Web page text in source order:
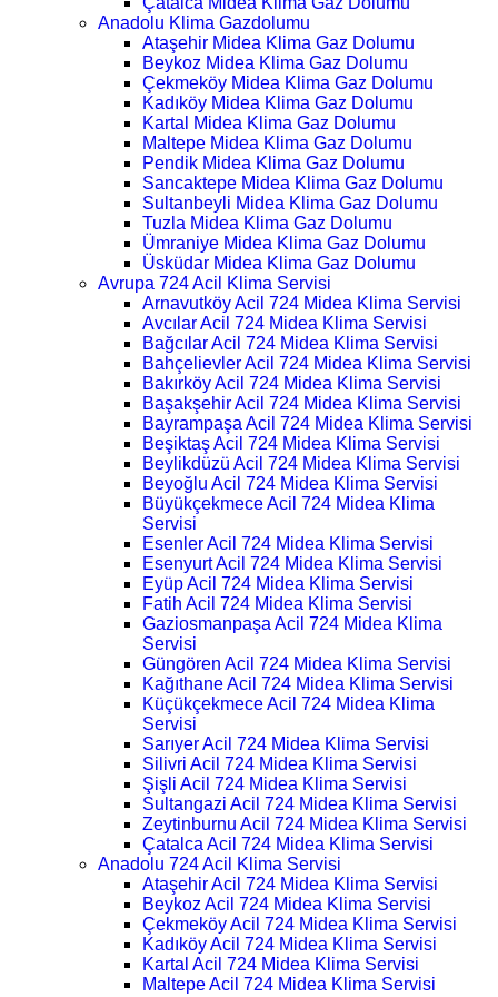
Anadolu Klima Gazdolumu
Ataşehir Midea Klima Gaz Dolumu
Beykoz Midea Klima Gaz Dolumu
Çekmeköy Midea Klima Gaz Dolumu
Kadıköy Midea Klima Gaz Dolumu
Kartal Midea Klima Gaz Dolumu
Maltepe Midea Klima Gaz Dolumu
Pendik Midea Klima Gaz Dolumu
Sancaktepe Midea Klima Gaz Dolumu
Sultanbeyli Midea Klima Gaz Dolumu
Tuzla Midea Klima Gaz Dolumu
Ümraniye Midea Klima Gaz Dolumu
Üsküdar Midea Klima Gaz Dolumu
Avrupa 724 Acil Klima Servisi
Arnavutköy Acil 724 Midea Klima Servisi
Avcılar Acil 724 Midea Klima Servisi
Bağcılar Acil 724 Midea Klima Servisi
Bahçelievler Acil 724 Midea Klima Servisi
Bakırköy Acil 724 Midea Klima Servisi
Başakşehir Acil 724 Midea Klima Servisi
Bayrampaşa Acil 724 Midea Klima Servisi
Beşiktaş Acil 724 Midea Klima Servisi
Beylikdüzü Acil 724 Midea Klima Servisi
Beyoğlu Acil 724 Midea Klima Servisi
Büyükçekmece Acil 724 Midea Klima
Servisi
Esenler Acil 724 Midea Klima Servisi
Esenyurt Acil 724 Midea Klima Servisi
Eyüp Acil 724 Midea Klima Servisi
Fatih Acil 724 Midea Klima Servisi
Gaziosmanpaşa Acil 724 Midea Klima
Servisi
Güngören Acil 724 Midea Klima Servisi
Kağıthane Acil 724 Midea Klima Servisi
Küçükçekmece Acil 724 Midea Klima
Servisi
Sarıyer Acil 724 Midea Klima Servisi
Silivri Acil 724 Midea Klima Servisi
Şişli Acil 724 Midea Klima Servisi
Sultangazi Acil 724 Midea Klima Servisi
Zeytinburnu Acil 724 Midea Klima Servisi
Çatalca Acil 724 Midea Klima Servisi
Anadolu 724 Acil Klima Servisi
Ataşehir Acil 724 Midea Klima Servisi
Beykoz Acil 724 Midea Klima Servisi
Çekmeköy Acil 724 Midea Klima Servisi
Kadıköy Acil 724 Midea Klima Servisi
Kartal Acil 724 Midea Klima Servisi
Maltepe Acil 724 Midea Klima Servisi